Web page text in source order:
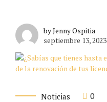
by Jenny Ospitia
septiembre 13, 2023
Noticias 0